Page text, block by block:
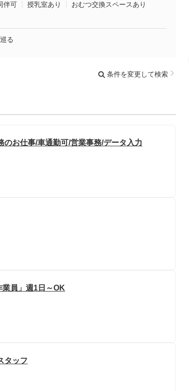
伴可 授乳室あり
おむつ交換スペースあり
巡る
条件を変更して検索
お仕事/車通勤可/営業事務/データ入力
業員」週1日～OK
タッフ